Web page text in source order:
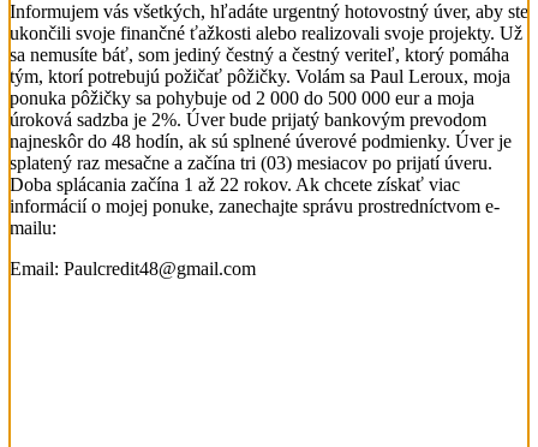
Informujem vás všetkých, hľadáte urgentný hotovostný úver, aby ste
ukončili svoje finančné ťažkosti alebo realizovali svoje projekty. Už
sa nemusíte báť, som jediný čestný a čestný veriteľ, ktorý pomáha
tým, ktorí potrebujú požičať pôžičky. Volám sa Paul Leroux, moja
ponuka pôžičky sa pohybuje od 2 000 do 500 000 eur a moja
úroková sadzba je 2%. Úver bude prijatý bankovým prevodom
najneskôr do 48 hodín, ak sú splnené úverové podmienky. Úver je
splatený raz mesačne a začína tri (03) mesiacov po prijatí úveru.
Doba splácania začína 1 až 22 rokov. Ak chcete získať viac
informácií o mojej ponuke, zanechajte správu prostredníctvom e-
mailu:
Email: Paulcredit48@gmail.com